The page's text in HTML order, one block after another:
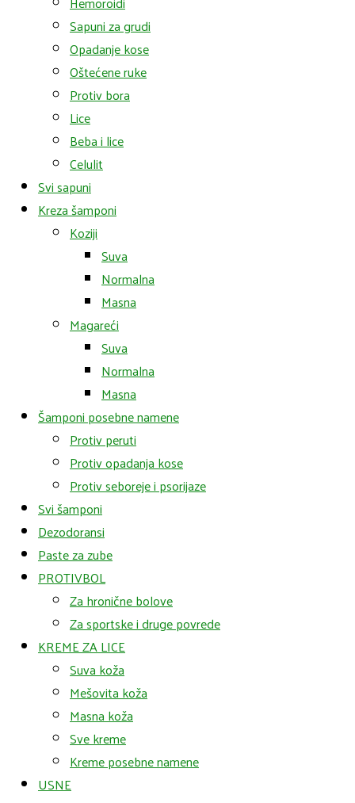
Sapuni za grudi
Opadanje kose
Oštećene ruke
Protiv bora
Lice
Beba i lice
Celulit
Svi sapuni
Kreza šamponi
Koziji
Suva
Normalna
Masna
Magareći
Suva
Normalna
Masna
Šamponi posebne namene
Protiv peruti
Protiv opadanja kose
Protiv seboreje i psorijaze
Svi šamponi
Dezodoransi
Paste za zube
PROTIVBOL
Za hronične bolove
Za sportske i druge povrede
KREME ZA LICE
Suva koža
Mešovita koža
Masna koža
Sve kreme
Kreme posebne namene
USNE